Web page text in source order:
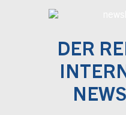
DER